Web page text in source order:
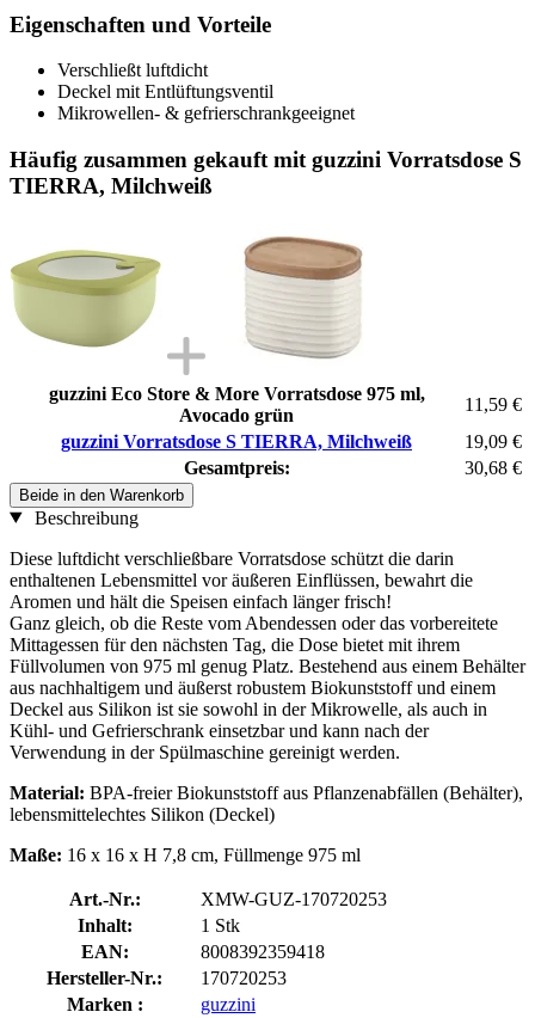
Eigenschaften und Vorteile
Verschließt luftdicht
Deckel mit Entlüftungsventil
Mikrowellen- & gefrierschrankgeeignet
Häufig zusammen gekauft mit guzzini Vorratsdose S
TIERRA, Milchweiß
guzzini Eco Store & More Vorratsdose 975 ml,
Avocado grün
11,59 €
guzzini Vorratsdose S TIERRA, Milchweiß
19,09 €
Gesamtpreis:
30,68 €
Beide in den Warenkorb
Beschreibung
Diese luftdicht verschließbare Vorratsdose schützt die darin
enthaltenen Lebensmittel vor äußeren Einflüssen, bewahrt die
Aromen und hält die Speisen einfach länger frisch!
Ganz gleich, ob die Reste vom Abendessen oder das vorbereitete
Mittagessen für den nächsten Tag, die Dose bietet mit ihrem
Füllvolumen von 975 ml genug Platz. Bestehend aus einem Behälter
aus nachhaltigem und äußerst robustem Biokunststoff und einem
Deckel aus Silikon ist sie sowohl in der Mikrowelle, als auch in
Kühl- und Gefrierschrank einsetzbar und kann nach der
Verwendung in der Spülmaschine gereinigt werden.
Material: BPA-freier Biokunststoff aus Pflanzenabfällen (Behälter),
lebensmittelechtes Silikon (Deckel)
Maße: 16 x 16 x H 7,8 cm, Füllmenge 975 ml
Art.-Nr.:
XMW-GUZ-170720253
Inhalt:
1 Stk
EAN:
8008392359418
Hersteller-Nr.:
170720253
Marken :
guzzini